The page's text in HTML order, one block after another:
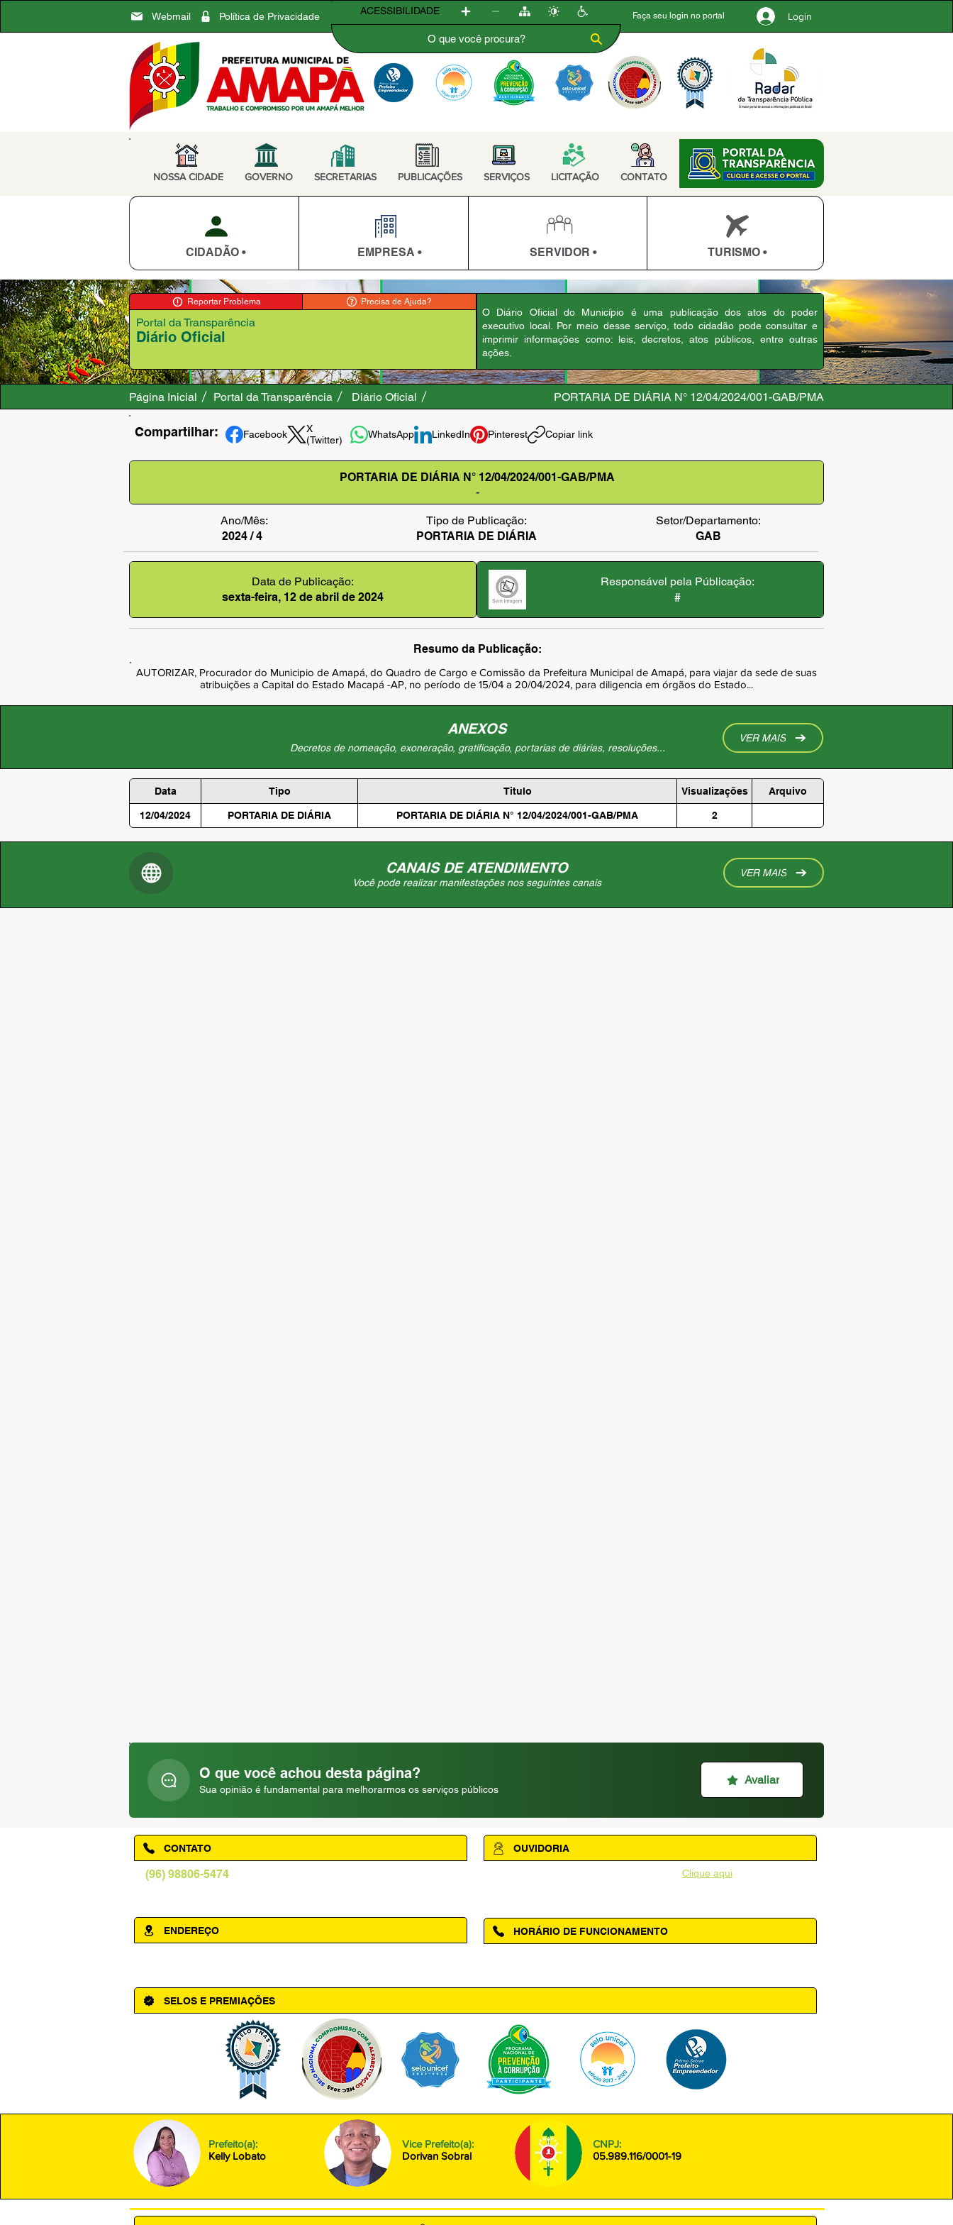
Webmail Política de Privacidade Faça seu login no portal Login
ACESSIBILIDADE
NOSSA CIDADE GOVERNO SECRETARIAS PUBLICAÇÕES SERVIÇOS LICITAÇÃO CONTATO
CIDADÃO • EMPRESA • SERVIDOR • TURISMO •
Reportar Problema Precisa de Ajuda?
Diário Oficial
Portal da Transparência
O Diário Oficial do Município é uma publicação dos atos do poder
executivo local. Por meio desse serviço, todo cidadão pode consultar e
imprimir informações como: leis, decretos, atos públicos, entre outras
ações.
Página Inicial Portal da Transparência Diário Oficial PORTARIA DE DIÁRIA N° 12/04/2024/001-GAB/PMA
Compartilhar: Facebook
X
(Twitter)
WhatsApp LinkedIn Pinterest Copiar link
PORTARIA DE DIÁRIA N° 12/04/2024/001-GAB/PMA
-
Ano/Mês:
2024 / 4
Tipo de Publicação:
PORTARIA DE DIÁRIA
Setor/Departamento:
GAB
Data de Publicação:
sexta-feira, 12 de abril de 2024
Responsável pela Públicação:
#
Resumo da Publicação:
AUTORIZAR, Procurador do Municipio de Amapá, do Quadro de Cargo e Comissão da Prefeitura Municipal de Amapá, para viajar da sede de suas
atribuições a Capital do Estado Macapá -AP, no período de 15/04 a 20/04/2024, para diligencia em órgãos do Estado...
ANEXOS
Decretos de nomeação, exoneração, gratificação, portarias de diárias, resoluções...
VER MAIS
Data Tipo Titulo Visualizações Arquivo
12/04/2024 PORTARIA DE DIÁRIA PORTARIA DE DIÁRIA N° 12/04/2024/001-GAB/PMA 2
CANAIS DE ATENDIMENTO
Você pode realizar manifestações nos seguintes canais
VER MAIS
O que você achou desta página?
Sua opinião é fundamental para melhorarmos os serviços públicos
Avaliar
(96) 98806-5474
CONTATO
ENDEREÇO
Clique aqui
OUVIDORIA
HORÁRIO DE FUNCIONAMENTO
SELOS E PREMIAÇÕES
Prefeito(a):
Kelly Lobato
Vice Prefeito(a):
Dorivan Sobral
CNPJ:
05.989.116/0001-19